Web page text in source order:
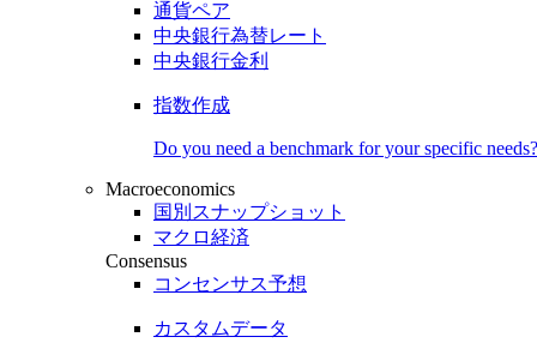
通貨ペア
中央銀行為替レート
中央銀行金利
指数作成
Do you need a benchmark for your specific needs?
Macroeconomics
国別スナップショット
マクロ経済
Consensus
コンセンサス予想
カスタムデータ